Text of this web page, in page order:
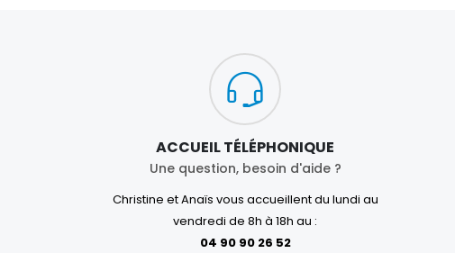
ACCUEIL TÉLÉPHONIQUE
Une question, besoin d'aide ?
Christine et Anaïs vous accueillent du lundi au
vendredi de 8h à 18h au :
04 90 90 26 52